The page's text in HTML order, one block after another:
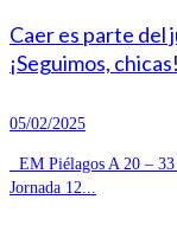
Caer es parte del
¡Seguimos, chicas!
05/02/2025
EM Piélagos A 20 –
Jornada 12...